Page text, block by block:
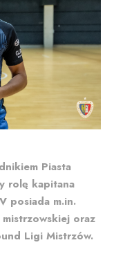
Piasta
rolę kapitana
posiada m.in.
oraz
Ligi Mistrzów.